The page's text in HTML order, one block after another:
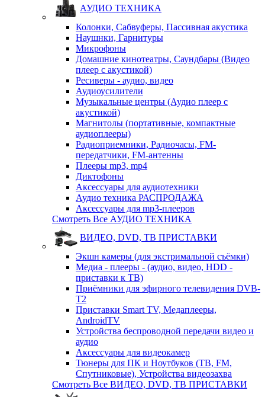
АУДИО ТЕХНИКА
Колонки, Сабвуферы, Пассивная акустика
Наушнки, Гарнитуры
Микрофоны
Домашние кинотеатры, Саундбары (Видео
плеер с акустикой)
Ресиверы - аудио, видео
Аудиоусилители
Музыкальные центры (Аудио плеер с
акустикой)
Магнитолы (портативные, компактные
аудиоплееры)
Радиоприемники, Радиочасы, FM-
передатчики, FM-антенны
Плееры mp3, mp4
Диктофоны
Аксессуары для аудиотехники
Аудио техника РАСПРОДАЖА
Аксессуары для mp3-плееров
Смотреть Все АУДИО ТЕХНИКА
ВИДЕО, DVD, ТВ ПРИСТАВКИ
Экшн камеры (для экстримальной съёмки)
Медиа - плееры - (аудио, видео, HDD -
приставки к ТВ)
Приёмники для эфирного телевидения DVB-
T2
Приставки Smart TV, Медаплееры,
AndroidTV
Устройства беспроводной передачи видео и
аудио
Аксессуары для видеокамер
Тюнеры для ПК и Ноутбуков (ТВ, FM,
Спутниковые), Устройства видеозахва
Смотреть Все ВИДЕО, DVD, ТВ ПРИСТАВКИ